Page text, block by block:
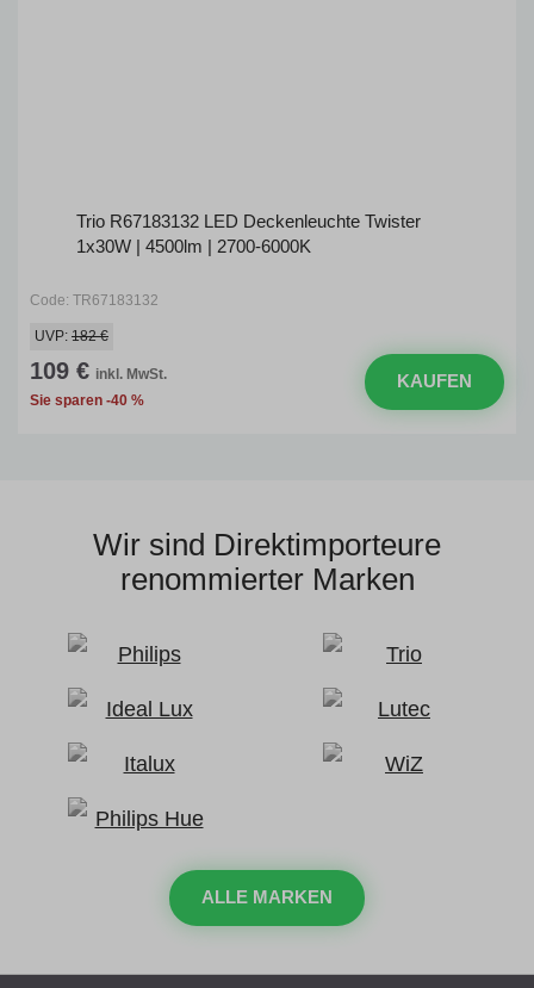
Trio R67183132 LED Deckenleuchte Twister
1x30W | 4500lm | 2700-6000K
Code: TR67183132
UVP: 182 €
109 € inkl. MwSt.
Sie sparen -40 %
KAUFEN
Wir sind Direktimporteure
renommierter Marken
ALLE MARKEN